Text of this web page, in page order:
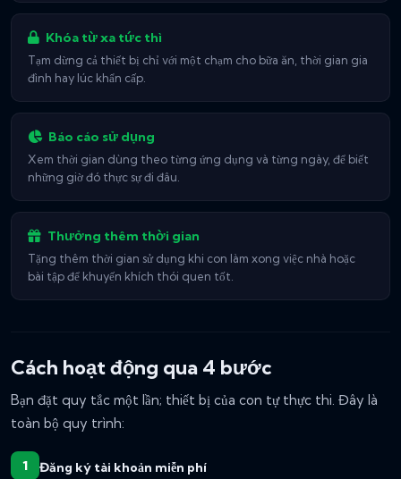
Khóa từ xa tức thì
Tạm dừng cả thiết bị chỉ với một chạm cho bữa ăn, thời gian gia
đình hay lúc khẩn cấp.
Báo cáo sử dụng
Xem thời gian dùng theo từng ứng dụng và từng ngày, để biết
những giờ đó thực sự đi đâu.
Thưởng thêm thời gian
Tặng thêm thời gian sử dụng khi con làm xong việc nhà hoặc
bài tập để khuyến khích thói quen tốt.
Cách hoạt động qua 4 bước
Bạn đặt quy tắc một lần; thiết bị của con tự thực thi. Đây là
toàn bộ quy trình:
Đăng ký tài khoản miễn phí